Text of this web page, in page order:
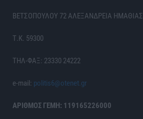
ΒΕΤΣΟΠΟΥΛΟΥ 72 ΑΛΕΞΑΝΔΡΕΙΑ ΗΜΑΘΙΑΣ
Τ.Κ. 59300
ΤΗΛ-ΦΑΞ: 23330 24222
e-mail: politis6@otenet.gr
ΑΡΙΘΜΟΣ ΓΕΜΗ: 119165226000